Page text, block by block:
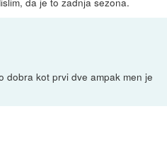
dobra kot prvi dve ampak men je